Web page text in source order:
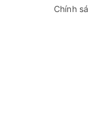
Chính